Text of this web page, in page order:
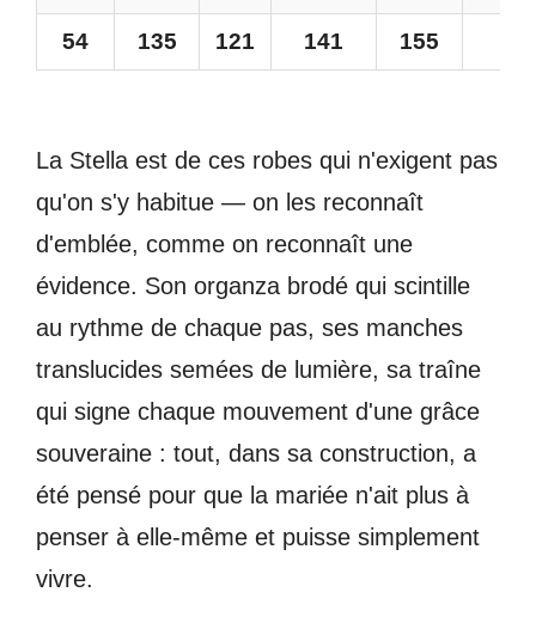
54 135 121 141 155
La Stella est de ces robes qui n'exigent pas
qu'on s'y habitue — on les reconnaît
d'emblée, comme on reconnaît une
évidence. Son organza brodé qui scintille
au rythme de chaque pas, ses manches
translucides semées de lumière, sa traîne
qui signe chaque mouvement d'une grâce
souveraine : tout, dans sa construction, a
été pensé pour que la mariée n'ait plus à
penser à elle-même et puisse simplement
vivre.